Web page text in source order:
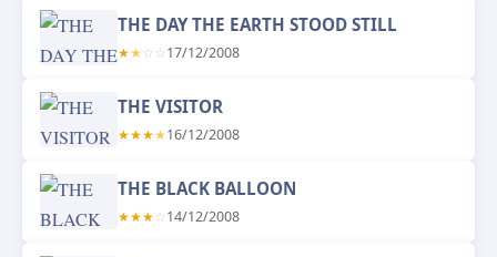
THE DAY THE EARTH STOOD STILL
★★ ☆ ☆ 17/12/2008
THE VISITOR
★★★★16/12/2008
THE BLACK BALLOON
★★★ ☆ 14/12/2008